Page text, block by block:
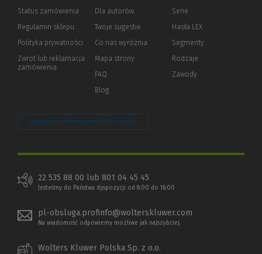
Status zamówienia
Regulamin sklepu
Polityka prywatności (Nowe
(Link
innej
Zwrot lub reklamacja
zamówienia
Dla autorów(Nowe
(Link
innej
Twoje sugestie
Co nas wyróżnia
Mapa strony
FAQ
Blog
Serie
Hasła LEX
Segmenty
Rodzaje
Zawody
Zarządzaj preferencjami plików cookie
22 535 88 00 lub 801 04 45 45
Jesteśmy do Państwa dyspozycji od 8:00 do 16:00
pl-obsluga.profinfo@wolterskluwer.com
Na wiadomość odpowiemy możliwe jak najszybciej.
Wolters Kluwer Polska Sp. z o.o.